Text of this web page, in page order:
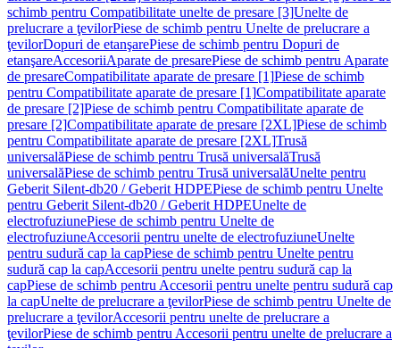
schimb pentru Compatibilitate unelte de presare [3]Unelte de
prelucrare a ţevilorPiese de schimb pentru Unelte de prelucrare a
ţevilorDopuri de etanşarePiese de schimb pentru Dopuri de
etanşareAccesoriiAparate de presarePiese de schimb pentru Aparate
de presareCompatibilitate aparate de presare [1]Piese de schimb
pentru Compatibilitate aparate de presare [1]Compatibilitate aparate
de presare [2]Piese de schimb pentru Compatibilitate aparate de
presare [2]Compatibilitate aparate de presare [2XL]Piese de schimb
pentru Compatibilitate aparate de presare [2XL]Trusă
universalăPiese de schimb pentru Trusă universalăTrusă
universalăPiese de schimb pentru Trusă universalăUnelte pentru
Geberit Silent-db20 / Geberit HDPEPiese de schimb pentru Unelte
pentru Geberit Silent-db20 / Geberit HDPEUnelte de
electrofuziunePiese de schimb pentru Unelte de
electrofuziuneAccesorii pentru unelte de electrofuziuneUnelte
pentru sudură cap la capPiese de schimb pentru Unelte pentru
sudură cap la capAccesorii pentru unelte pentru sudură cap la
capPiese de schimb pentru Accesorii pentru unelte pentru sudură cap
la capUnelte de prelucrare a ţevilorPiese de schimb pentru Unelte de
prelucrare a ţevilorAccesorii pentru unelte de prelucrare a
ţevilorPiese de schimb pentru Accesorii pentru unelte de prelucrare a